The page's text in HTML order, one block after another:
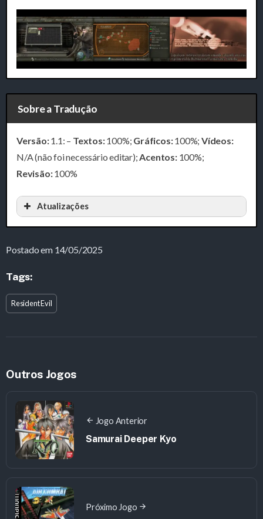
Sobre a Tradução
Versão:1.1: – Textos:100%; Gráficos:100%;Vídeos:
N/A (não foi necessário editar);Acentos:100%;
Revisão:100%
Atualizações
Postado em 14/05/2025
Tags:
Resident Evil
Outros Jogos
Jogo Anterior
Samurai Deeper Kyo
Próximo Jogo